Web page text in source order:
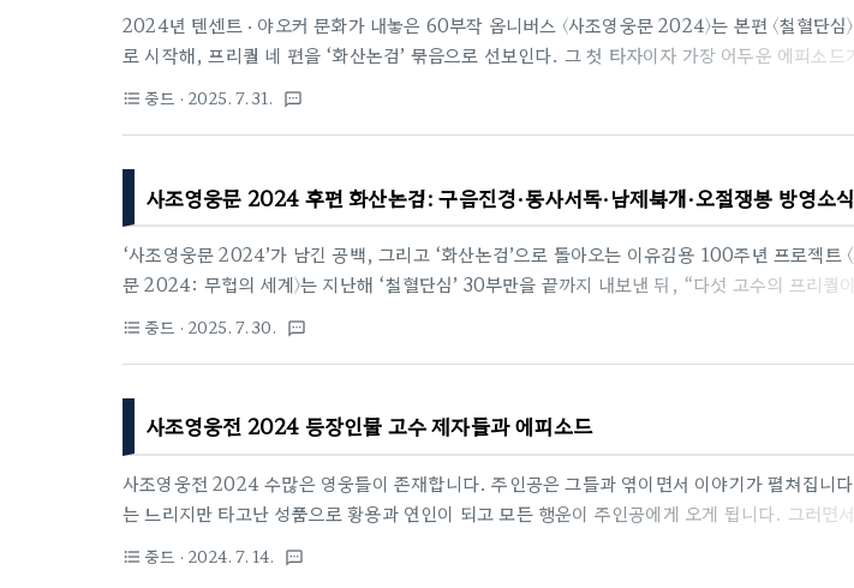
2024년 텐센트 · 야오커 문화가 내놓은 60부작 옴니버스 〈사조영웅문 2024〉는 본편 〈철혈단심
로 시작해, 프리퀄 네 편을 ‘화산논검’ 묶음으로 선보인다. 그 첫 타자이자 가장 어두운 에피소드
이나TV구성: 45분 × 8부 / 4K HDR감독: 장계천(臧溪川)주요 배우: 주일위(황약사), 맹자의(
며, 흑풍쌍살 탄생 과정을 서늘하게 그린다.1993년 TVB 《사조영웅전지 구음진경》 프리퀄 원조
4월 19일 홍콩 TVB가 방영한 20부작 드라마《사조영웅전지 구..
format_list_bulleted 중드 · 2025. 7. 31. textsms
사조영웅문 2024 후편 화산논검: 구음진경·동사서독·남제북개·오절쟁봉 방영소식
‘사조영웅문 2024’가 남긴 공백, 그리고 ‘화산논검’으로 돌아오는 이유김용 100주년 프로젝트
문 2024: 무협의 세계〉는 지난해 ‘철혈단심’ 30부만을 끝까지 내보낸 뒤, “다섯 고수의 프리퀄이
로 제작되긴 했는지조차 알 수 없었다.올여름, 텐센트가 내세운 새 간판 〈화산논검〉은 그 공백을
‘재편성판’이다. 타이틀을 바꿔 잡은 이유는 명확하다.서사 단위의 재배열‘철혈단심’이 곽정·황
본편이었다면, 후속 4부는 화산논검으로 향하는 과거 서사(프리퀄)다. 제목을 ‘무협의 세계’에서
검’으로 갈아탄 건, 이야기의 핵심이 “누가 천하제일(天下第一)인가”로 귀결되기..
format_list_bulleted 중드 · 2025. 7. 30. textsms
사조영웅전 2024 등장인물 고수 제자들과 에피소드
사조영웅전 2024 수많은 영웅들이 존재합니다. 주인공은 그들과 엮이면서 이야기가 펼쳐집니
는 느리지만 타고난 성품으로 황용과 연인이 되고 모든 행운이 주인공에게 오게 됩니다. 그러면서
서 내공심법을 취득하고 절벽을 오르내리며 경공을 습득합니다. 양가의 부모님의 약속대로 중원
format_list_bulleted 중드 · 2024. 7. 14. textsms